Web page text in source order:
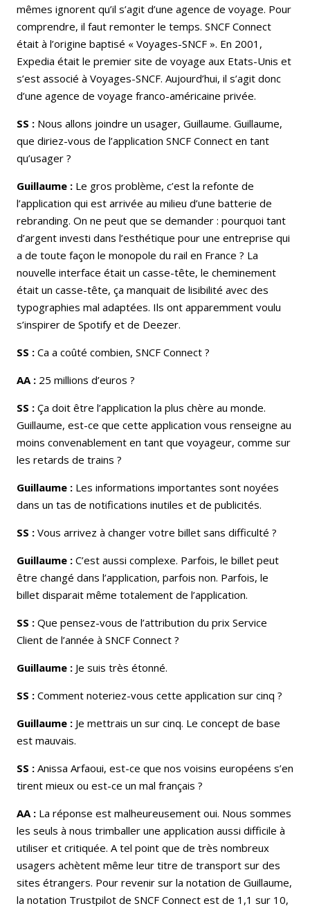
mêmes ignorent qu’il s’agit d’une agence de voyage. Pour
comprendre, il faut remonter le temps. SNCF Connect
était à l’origine baptisé « Voyages-SNCF ». En 2001,
Expedia était le premier site de voyage aux Etats-Unis et
s’est associé à Voyages-SNCF. Aujourd’hui, il s’agit donc
d’une agence de voyage franco-américaine privée.
SS : Nous allons joindre un usager, Guillaume. Guillaume,
que diriez-vous de l’application SNCF Connect en tant
qu’usager ?
Guillaume : Le gros problème, c’est la refonte de
l’application qui est arrivée au milieu d’une batterie de
rebranding. On ne peut que se demander : pourquoi tant
d’argent investi dans l’esthétique pour une entreprise qui
a de toute façon le monopole du rail en France ? La
nouvelle interface était un casse-tête, le cheminement
était un casse-tête, ça manquait de lisibilité avec des
typographies mal adaptées. Ils ont apparemment voulu
s’inspirer de Spotify et de Deezer.
SS : Ca a coûté combien, SNCF Connect ?
AA : 25 millions d’euros ?
SS : Ça doit être l’application la plus chère au monde.
Guillaume, est-ce que cette application vous renseigne au
moins convenablement en tant que voyageur, comme sur
les retards de trains ?
Guillaume : Les informations importantes sont noyées
dans un tas de notifications inutiles et de publicités.
SS : Vous arrivez à changer votre billet sans difficulté ?
Guillaume : C’est aussi complexe. Parfois, le billet peut
être changé dans l’application, parfois non. Parfois, le
billet disparait même totalement de l’application.
SS : Que pensez-vous de l’attribution du prix Service
Client de l’année à SNCF Connect ?
Guillaume : Je suis très étonné.
SS : Comment noteriez-vous cette application sur cinq ?
Guillaume : Je mettrais un sur cinq. Le concept de base
est mauvais.
SS : Anissa Arfaoui, est-ce que nos voisins européens s’en
tirent mieux ou est-ce un mal français ?
AA : La réponse est malheureusement oui. Nous sommes
les seuls à nous trimballer une application aussi difficile à
utiliser et critiquée. A tel point que de très nombreux
usagers achètent même leur titre de transport sur des
sites étrangers. Pour revenir sur la notation de Guillaume,
la notation Trustpilot de SNCF Connect est de 1,1 sur 10,